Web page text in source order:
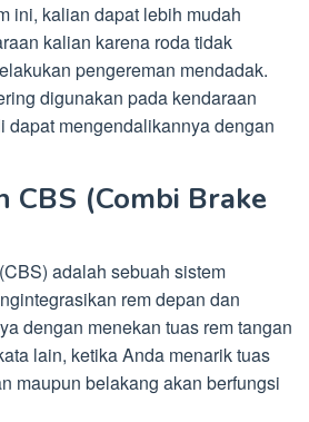
ini, kalian dapat lebih mudah
kalian karena roda tidak
pengereman mendadak.
digunakan pada kendaraan
dapat mengendalikannya dengan
CBS (Combi Brake
adalah sebuah sistem
rem depan dan
dengan menekan tuas rem tangan
lain, ketika Anda menarik tuas
maupun belakang akan berfungsi